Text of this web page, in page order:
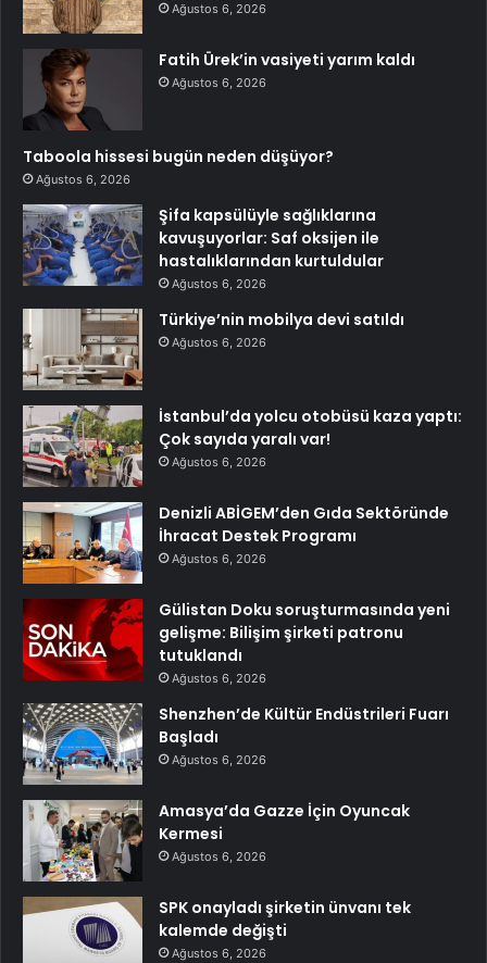
Ağustos 6, 2026
Fatih Ürek’in vasiyeti yarım kaldı
Ağustos 6, 2026
Taboola hissesi bugün neden düşüyor?
Ağustos 6, 2026
Şifa kapsülüyle sağlıklarına
kavuşuyorlar: Saf oksijen ile
hastalıklarından kurtuldular
Ağustos 6, 2026
Türkiye’nin mobilya devi satıldı
Ağustos 6, 2026
İstanbul’da yolcu otobüsü kaza yaptı:
Çok sayıda yaralı var!
Ağustos 6, 2026
Denizli ABİGEM’den Gıda Sektöründe
İhracat Destek Programı
Ağustos 6, 2026
Gülistan Doku soruşturmasında yeni
gelişme: Bilişim şirketi patronu
tutuklandı
Ağustos 6, 2026
Shenzhen’de Kültür Endüstrileri Fuarı
Başladı
Ağustos 6, 2026
Amasya’da Gazze İçin Oyuncak
Kermesi
Ağustos 6, 2026
SPK onayladı şirketin ünvanı tek
kalemde değişti
Ağustos 6, 2026